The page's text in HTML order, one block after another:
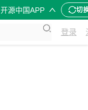
开源中国APP 切
登录